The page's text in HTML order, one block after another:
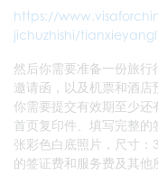
https://
jichuzhishi/tianxieyangli
然后你需要准备一份旅
邀请函，以及机票和酒店
你需要提交有效期至少
首页复印件、填写完整
张彩色白底照片，尺寸
的签证费和服务费及其